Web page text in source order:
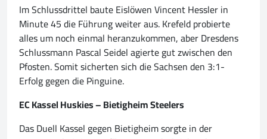
Im Schlussdrittel baute Eislöwen Vincent Hessler in
Minute 45 die Führung weiter aus. Krefeld probierte
alles um noch einmal heranzukommen, aber Dresdens
Schlussmann Pascal Seidel agierte gut zwischen den
Pfosten. Somit sicherten sich die Sachsen den 3:1-
Erfolg gegen die Pinguine.
EC Kassel Huskies – Bietigheim Steelers
Das Duell Kassel gegen Bietigheim sorgte in der